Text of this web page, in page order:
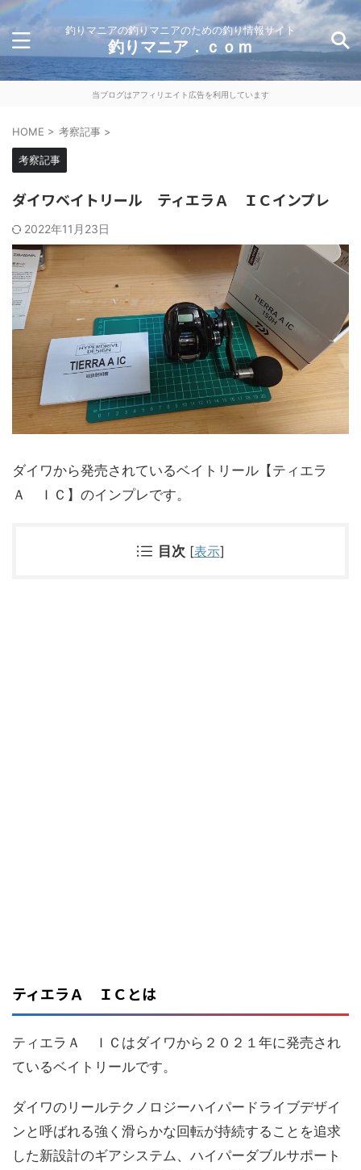
釣りマニアの釣りマニアのための釣り情報サイト
釣りマニア．ｃｏｍ
当ブログはアフィリエイト広告を利用しています
HOME > 考察記事 >
考察記事
ダイワベイトリール ティエラＡ ＩＣインプレ
2022年11月23日
ダイワから発売されているベイトリール【ティエラ
Ａ ＩＣ】のインプレです。
目次 [表示]
ティエラＡ ＩＣとは
ティエラＡ ＩＣはダイワから２０２１年に発売され
ているベイトリールです。
ダイワのリールテクノロジーハイパードライブデザイ
ンと呼ばれる強く滑らかな回転が持続することを追求
した新設計のギアシステム、ハイパーダブルサポート